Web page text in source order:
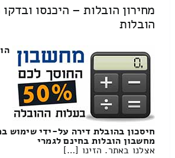
מחירון הובלות – היכנסו
הובלות
חיסכון בהובלת דירה על-ידי שימוש
מחשבון הובלות בחינם לגמרי
אצלנו באתר. הזינו […]